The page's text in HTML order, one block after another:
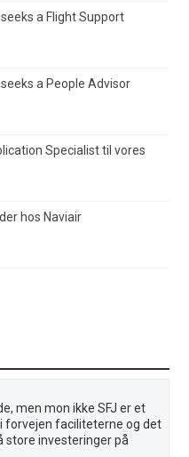
a Flight Support
a People Advisor
Specialist til vores
hos Naviair
men mon ikke SFJ er et
i forvejen faciliteterne og det
store investeringer på